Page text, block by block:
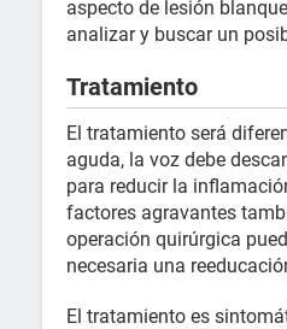
aspecto de lesión
analizar y buscar un
Tratamiento
El tratamiento será
aguda, la voz debe
para reducir la
factores agravantes
operación quirúrgica
necesaria una
El tratamiento es